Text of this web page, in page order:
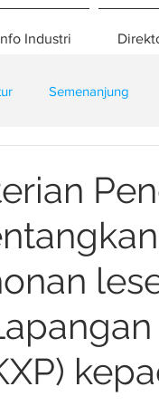
Industri
Semenanjung